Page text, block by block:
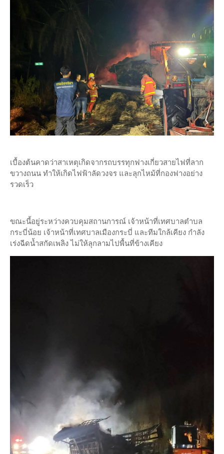
เบื้องต้นคาดว่าสาเหตุเกิดจากรถบรรทุกฟางเกี่ยวสายไฟที่ลาก
ขวางถนน ทำให้เกิดไฟฟ้าลัดวงจร และลุกไหม้ที่กองฟางอย่าง
รวดเร็ว
ขณะนี้อยู่ระหว่างควบคุมสถานการณ์ เจ้าหน้าที่เทศบาลตำบล
กระบี่น้อย เจ้าหน้าที่เทศบาลเมืองกระบี่ และทีมใกล้เคียง กำลัง
เร่งฉีดน้ำสกัดเพลิง ไม่ให้ลุกลามไปพื้นที่ข้างเคียง